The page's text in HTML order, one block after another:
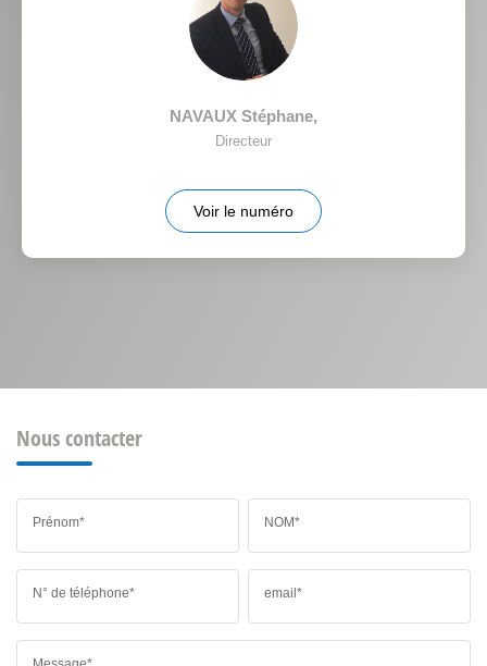
NAVAUX Stéphane,
Directeur
Voir le numéro
Nous contacter
Prénom* NOM*
N° de téléphone* email*